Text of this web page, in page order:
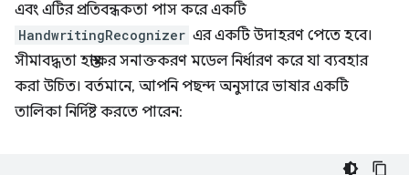
এবং এটির প্রতিবন্ধকতা পাস করে একটি
HandwritingRecognizer এর একটি উদাহরণ পেতে হবে।
সীমাবদ্ধতা হস্তাক্ষর সনাক্তকরণ মডেল নির্ধারণ করে যা ব্যবহার
করা উচিত। বর্তমানে, আপনি পছন্দ অনুসারে ভাষার একটি
তালিকা নির্দিষ্ট করতে পারেন: